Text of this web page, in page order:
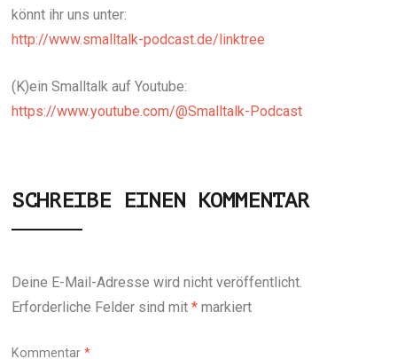
könnt ihr uns unter:
http://www.smalltalk-podcast.de/linktree
(K)ein Smalltalk auf Youtube:
https://www.youtube.com/@Smalltalk-Podcast
SCHREIBE EINEN KOMMENTAR
Deine E-Mail-Adresse wird nicht veröffentlicht.
Erforderliche Felder sind mit* markiert
Kommentar*